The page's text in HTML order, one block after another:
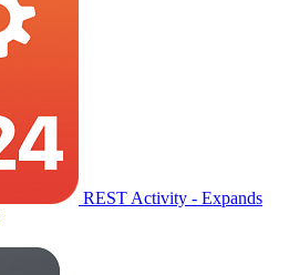
REST Activity - Expands